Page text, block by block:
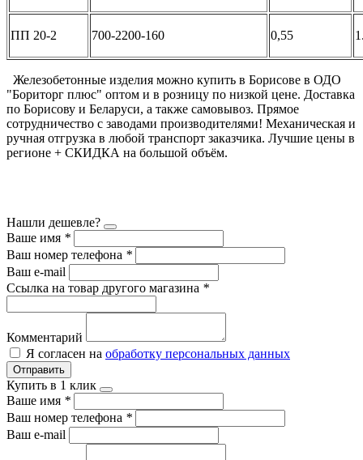
ПП 20-2 700-2200-160 0,55
Железобетонные изделия можно купить в Борисове в ОДО
"Бориторг плюс" оптом и в розницу по низкой цене. Доставка
по Борисову и Беларуси, а также самовывоз. Прямое
сотрудничество с заводами производителями! Механическая и
ручная отгрузка в любой транспорт заказчика. Лучшие цены в
регионе + СКИДКА на большой объём.
Нашли дешевле?
Ваше имя *
Ваш номер телефона *
Ваш e-mail
Ссылка на товар другого магазина *
Комментарий
Я согласен на обработку персональных данных
Отправить
Купить в 1 клик
Ваше имя *
Ваш номер телефона *
Ваш e-mail